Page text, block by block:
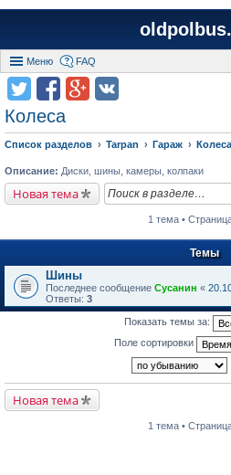
Меню FAQ
Колеса
Список разделов Tarpan Гараж Колеса
Описание: Диски, шины, камеры, колпаки
Новая тема
1 тема •
Темы
Шины
Последнее сообщение Сусанин «
Ответы: 3
Показать темы за:
Поле сортировки
Новая тема
1 тема •